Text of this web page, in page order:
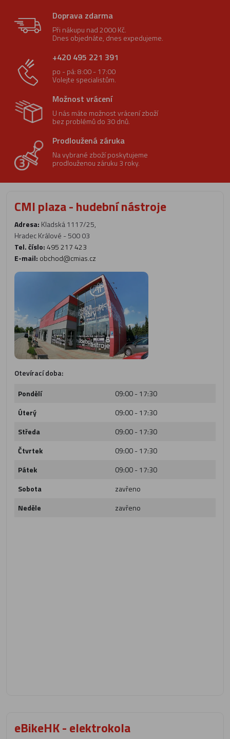
Doprava zdarma
Při nákupu nad 2000 Kč.
Dnes objednáte, dnes expedujeme.
+420 495 221 391
po - pá: 8:00 - 17:00
Volejte specialistům.
Možnost vrácení
U nás máte možnost vrácení zboží
bez problémů do 30 dnů.
Prodloužená záruka
Na vybrané zboží poskytujeme
prodlouženou záruku 3 roky.
CMI plaza - hudební nástroje
Adresa: Kladská 1117/25,
Hradec Králové - 500 03
Tel. číslo:495 217 423
E-mail: obchod@cmias.cz
Otevírací doba:
Pondělí
09:00 - 17:30
Úterý
09:00 - 17:30
Středa
09:00 - 17:30
Čtvrtek
09:00 - 17:30
Pátek
09:00 - 17:30
Sobota
zavřeno
Neděle
zavřeno
eBikeHK - elektrokola